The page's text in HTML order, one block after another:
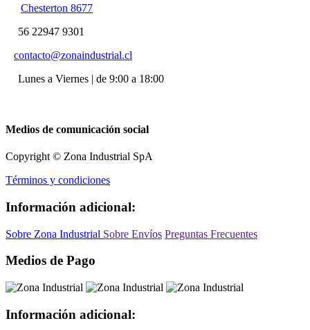
Chesterton 8677
56 22947 9301
contacto@zonaindustrial.cl
Lunes a Viernes | de 9:00 a 18:00
Medios de comunicación social
Copyright © Zona Industrial SpA
Términos y condiciones
Información adicional:
Sobre Zona Industrial Sobre Envíos Preguntas Frecuentes
Medios de Pago
Información adicional: